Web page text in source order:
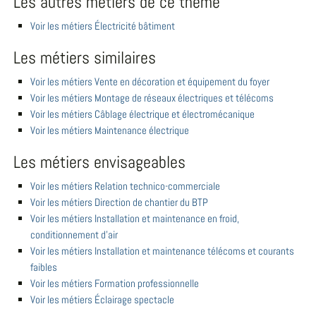
Voir les métiers Électricité bâtiment
Les métiers similaires
Voir les métiers Vente en décoration et équipement du foyer
Voir les métiers Montage de réseaux électriques et télécoms
Voir les métiers Câblage électrique et électromécanique
Voir les métiers Maintenance électrique
Les métiers envisageables
Voir les métiers Relation technico-commerciale
Voir les métiers Direction de chantier du BTP
Voir les métiers Installation et maintenance en froid,
conditionnement d'air
Voir les métiers Installation et maintenance télécoms et courants
faibles
Voir les métiers Formation professionnelle
Voir les métiers Éclairage spectacle